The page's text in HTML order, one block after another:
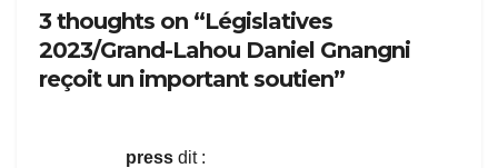
3 thoughts on “Législatives
2023/Grand-Lahou Daniel Gnangni
reçoit un important soutien”
press dit :